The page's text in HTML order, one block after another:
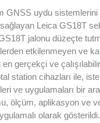
GNSS uydu
Leica GS18T
jalonu düzeçte
etkilenmeyen ve
gerçekçi ve
station cihazları ile,
ve uygulamaları bir
ölçüm, aplikasyon ve
olarak gösterildi.